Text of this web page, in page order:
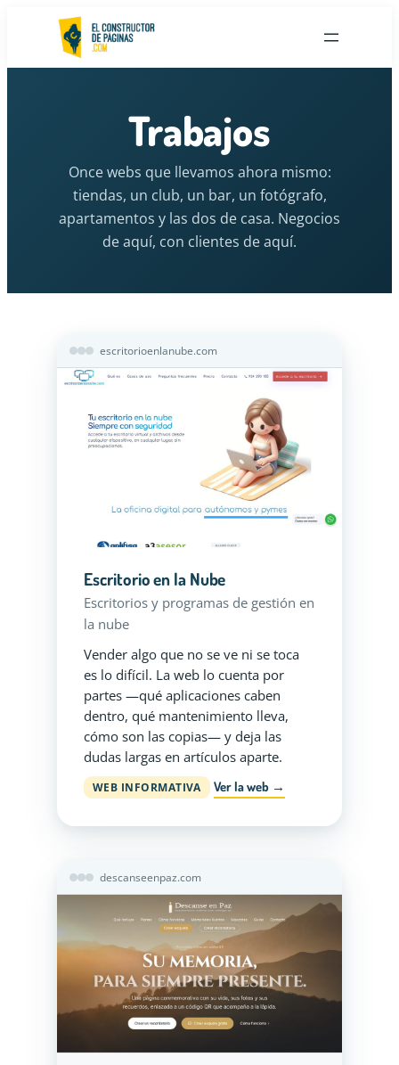
contenido
Trabajos
Once webs que llevamos ahora mismo:
tiendas, un club, un bar, un fotógrafo,
apartamentos y las dos de casa. Negocios
de aquí, con clientes de aquí.
escritorioenlanube.com
Escritorio en la Nube
Escritorios y programas de gestión en
la nube
Vender algo que no se ve ni se toca
es lo difícil. La web lo cuenta por
partes —qué aplicaciones caben
dentro, qué mantenimiento lleva,
cómo son las copias— y deja las
dudas largas en artículos aparte.
WEB INFORMATIVA Ver la web →
descanseenpaz.com